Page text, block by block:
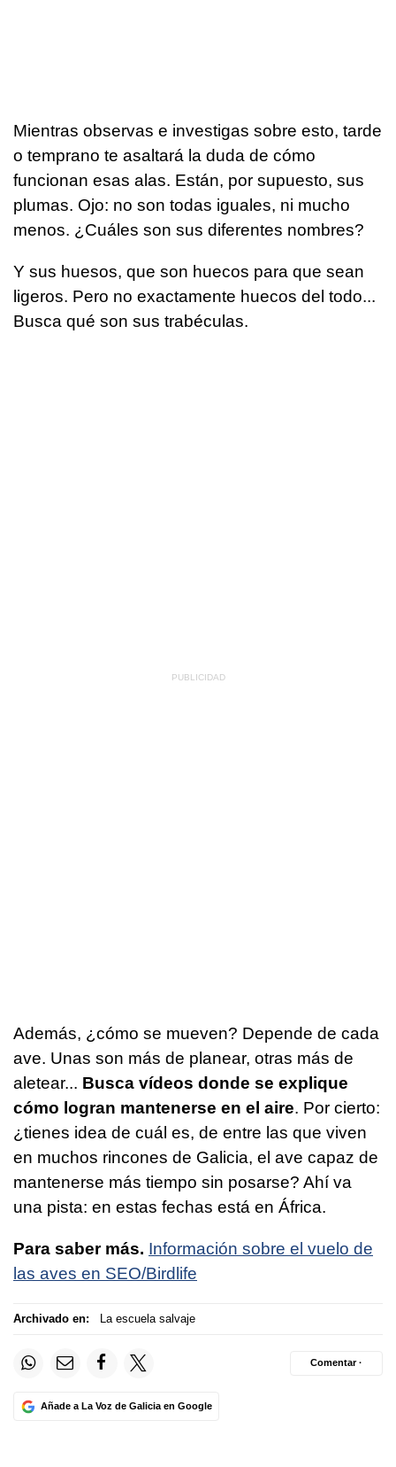
Mientras observas e investigas sobre esto, tarde
o temprano te asaltará la duda de cómo
funcionan esas alas. Están, por supuesto, sus
plumas. Ojo: no son todas iguales, ni mucho
menos. ¿Cuáles son sus diferentes nombres?
Y sus huesos, que son huecos para que sean
ligeros. Pero no exactamente huecos del todo...
Busca qué son sus trabéculas.
Además, ¿cómo se mueven? Depende de cada
ave. Unas son más de planear, otras más de
aletear... Busca vídeos donde se explique
cómo logran mantenerse en el aire. Por cierto:
¿tienes idea de cuál es, de entre las que viven
en muchos rincones de Galicia, el ave capaz de
mantenerse más tiempo sin posarse? Ahí va
una pista: en estas fechas está en África.
Para saber más. Información sobre el vuelo de
las aves en SEO/Birdlife
Archivado en: La escuela salvaje
Añade a La Voz de Galicia en Google
Comentar ·